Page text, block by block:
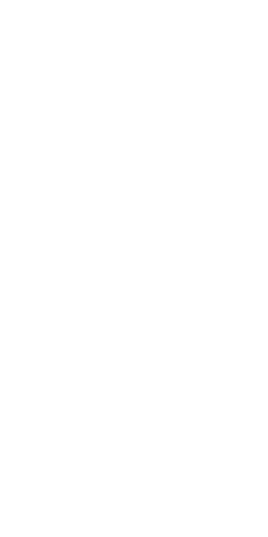
individuales. Ya sea que prefiera un
apariencia más sutil y discreta,
bebidas; es un accesorio
persona que esté en movimiento.
y construcción robusta, es el
manteniéndote fresco y elegante
vida. Elija funcionalidad, elija estilo, elija
necesidades de hidratación.